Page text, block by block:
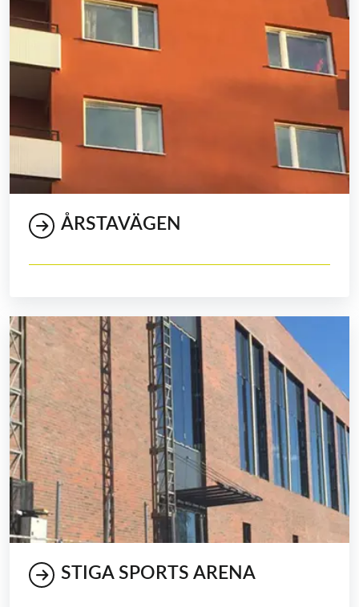
ÅRSTAVÄGEN
STIGA SPORTS ARENA